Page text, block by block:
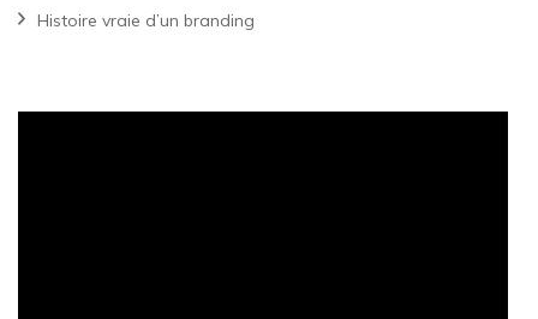
Histoire vraie d’un branding